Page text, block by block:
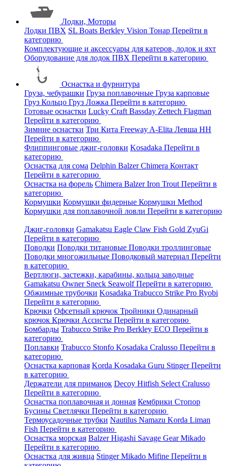
Лодки, Моторы
Лодки ПВХ SL Boats Berkley Vision Тонар Перейти в
категорию
Комплектующие и аксессуары для катеров, лодок и яхт
Оборудование для лодок ПВХ Перейти в категорию
Оснастка и фурнитура
Груза, чебурашки Груза поплавочные Груза карповые
Груз Кольцо Груз Ложка Перейти в категорию
Готовые оснастки Lucky Craft Bassday Zettech Flagman
Перейти в категорию
Зимние оснастки Три Кита Freeway A-Elita Левша НН
Перейти в категорию
Флиппинговые джиг-головки Kosadaka Перейти в
категорию
Оснастка для сома Delphin BalzerChimera Контакт
Перейти в категорию
Оснастка на форель Chimera BalzerIron Trout Перейти в
категорию
Кормушки Кормушки фидерные Кормушки Method
Кормушки для поплавочной ловли Перейти в категорию
Джиг-головки Gamakatsu Eagle Claw Fish Gold ZyuGi
Перейти в категорию
Поводки Поводки титановые Поводки троллинговые
Поводки многожильные Поводковый материал Перейти
в категорию
Вертлюги, застежки, карабины, кольца заводные
Gamakatsu Owner Sneck SeawolfПерейти в категорию
Обжимные трубочки Kosadaka Trabucco Strike Pro Ryobi
Перейти в категорию
Крючки Офсетный крючок Тройники Одинарный
крючок Крючки Ассисты Перейти в категорию
Бомбарды Trabucco Strike Pro Berkley ECO Перейти в
категорию
Поплавки Trabucco Stonfo Kosadaka Cralusso Перейти в
категорию
Оснастка карповая Korda Kosadaka Guru StingerПерейти
в категорию
Держатели для приманок Decoy Hitfish Select Cralusso
Перейти в категорию
Оснастка поплавочная и донная Кембрики Стопор
Бусины Светлячки Перейти в категорию
Термоусадочные трубки Nautilus Namazu Korda Liman
Fish Перейти в категорию
Оснастка морская BalzerHigashi Savage GearMikado
Перейти в категорию
Оснастка для живца StingerMikado Mifine Перейти в